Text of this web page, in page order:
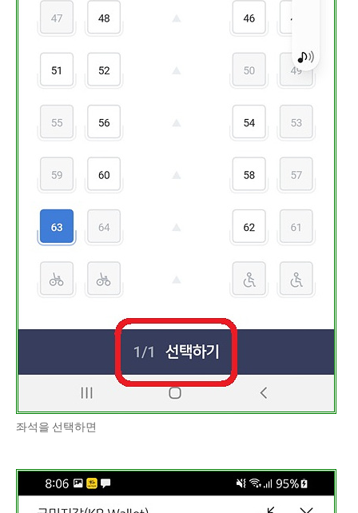
좌석을 선택하면